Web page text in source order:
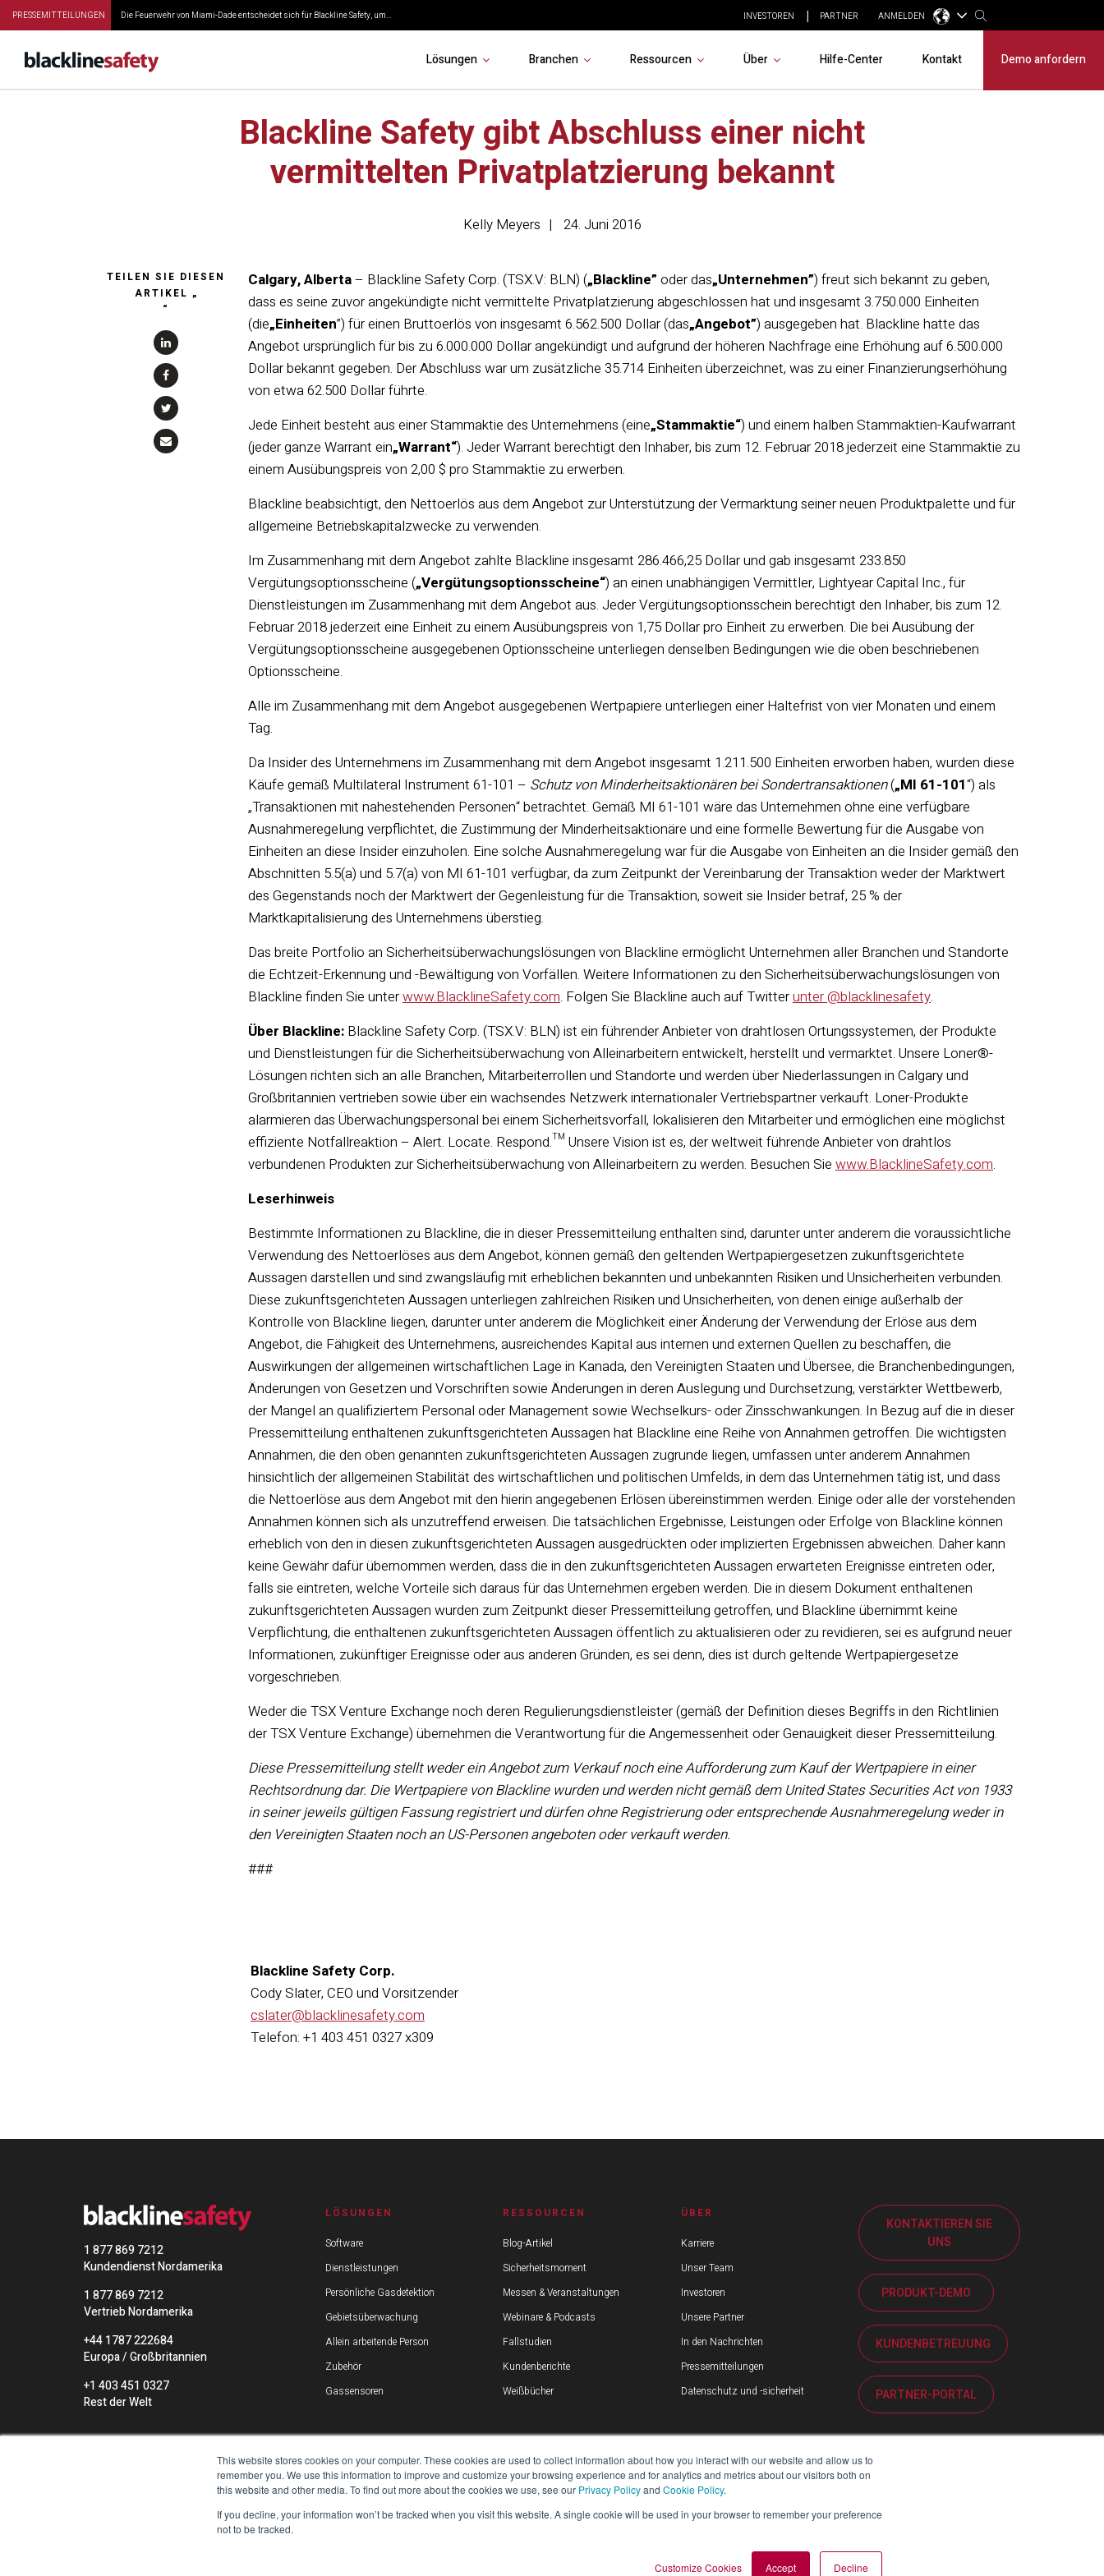
This website stores cookies on your computer. These cookies are used to collect information about how you interact with our website and allow us to
remember you. We use this information to improve and customize your browsing experience and for analytics and metrics about our visitors both on
this website and other media. To find out more about the cookies we use, see our Privacy Policyand Cookie Policy.
If you decline, your information won’t be tracked when you visit this website. A single cookie will be used in your browser to remember your preference
not to be tracked.
Customize Cookies Accept Decline
PRESSEMITTEILUNGEN Die Feuerwehr von Miami-Dade entscheidet sich für Blackline Safety, um... INVESTOREN PARTNER ANMELDEN
Lösungen Branchen Ressourcen Über Hilfe-Center Kontakt Demo anfordern
Blackline Safety gibt Abschluss einer nicht
vermittelten Privatplatzierung bekannt
Kelly Meyers 24. Juni 2016
TEILEN SIE DIESEN
ARTIKEL „
“
Calgary, Alberta– Blackline Safety Corp. (TSX.V: BLN) („Blackline” oder das„Unternehmen”) freut sich bekannt zu geben,
dass es seine zuvor angekündigte nicht vermittelte Privatplatzierung abgeschlossen hat und insgesamt 3.750.000 Einheiten
(die„Einheiten”) für einen Bruttoerlös von insgesamt 6.562.500 Dollar (das„Angebot”) ausgegeben hat. Blackline hatte das
Angebot ursprünglich für bis zu 6.000.000 Dollar angekündigt und aufgrund der höheren Nachfrage eine Erhöhung auf 6.500.000
Dollar bekannt gegeben. Der Abschluss war um zusätzliche 35.714 Einheiten überzeichnet, was zu einer Finanzierungserhöhung
von etwa 62.500 Dollar führte.
Jede Einheit besteht aus einer Stammaktie des Unternehmens (eine„Stammaktie“) und einem halben Stammaktien-Kaufwarrant
(jeder ganze Warrant ein„Warrant“). Jeder Warrant berechtigt den Inhaber, bis zum 12. Februar 2018 jederzeit eine Stammaktie zu
einem Ausübungspreis von 2,00 $ pro Stammaktie zu erwerben.
Blackline beabsichtigt, den Nettoerlös aus dem Angebot zur Unterstützung der Vermarktung seiner neuen Produktpalette und für
allgemeine Betriebskapitalzwecke zu verwenden.
Im Zusammenhang mit dem Angebot zahlte Blackline insgesamt 286.466,25 Dollar und gab insgesamt 233.850
Vergütungsoptionsscheine („Vergütungsoptionsscheine“) an einen unabhängigen Vermittler, Lightyear Capital Inc., für
Dienstleistungen im Zusammenhang mit dem Angebot aus. Jeder Vergütungsoptionsschein berechtigt den Inhaber, bis zum 12.
Februar 2018 jederzeit eine Einheit zu einem Ausübungspreis von 1,75 Dollar pro Einheit zu erwerben. Die bei Ausübung der
Vergütungsoptionsscheine ausgegebenen Optionsscheine unterliegen denselben Bedingungen wie die oben beschriebenen
Optionsscheine.
Alle im Zusammenhang mit dem Angebot ausgegebenen Wertpapiere unterliegen einer Haltefrist von vier Monaten und einem
Tag.
Da Insider des Unternehmens im Zusammenhang mit dem Angebot insgesamt 1.211.500 Einheiten erworben haben, wurden diese
Käufe gemäß Multilateral Instrument 61-101 – Schutz von Minderheitsaktionären bei Sondertransaktionen(„MI 61-101“) als
„Transaktionen mit nahestehenden Personen“ betrachtet. Gemäß MI 61-101 wäre das Unternehmen ohne eine verfügbare
Ausnahmeregelung verpflichtet, die Zustimmung der Minderheitsaktionäre und eine formelle Bewertung für die Ausgabe von
Einheiten an diese Insider einzuholen. Eine solche Ausnahmeregelung war für die Ausgabe von Einheiten an die Insider gemäß den
Abschnitten 5.5(a) und 5.7(a) von MI 61-101 verfügbar, da zum Zeitpunkt der Vereinbarung der Transaktion weder der Marktwert
des Gegenstands noch der Marktwert der Gegenleistung für die Transaktion, soweit sie Insider betraf, 25 % der
Marktkapitalisierung des Unternehmens überstieg.
Das breite Portfolio an Sicherheitsüberwachungslösungen von Blackline ermöglicht Unternehmen aller Branchen und Standorte
die Echtzeit-Erkennung und -Bewältigung von Vorfällen. Weitere Informationen zu den Sicherheitsüberwachungslösungen von
Blackline finden Sie unterwww.BlacklineSafety.com. Folgen Sie Blackline auch auf Twitterunter @blacklinesafety.
Über Blackline: Blackline Safety Corp. (TSX.V: BLN) ist ein führender Anbieter von drahtlosen Ortungssystemen, der Produkte
und Dienstleistungen für die Sicherheitsüberwachung von Alleinarbeitern entwickelt, herstellt und vermarktet. Unsere Loner®-
Lösungen richten sich an alle Branchen, Mitarbeiterrollen und Standorte und werden über Niederlassungen in Calgary und
Großbritannien vertrieben sowie über ein wachsendes Netzwerk internationaler Vertriebspartner verkauft. Loner-Produkte
alarmieren das Überwachungspersonal bei einem Sicherheitsvorfall, lokalisieren den Mitarbeiter und ermöglichen eine möglichst
effiziente Notfallreaktion – Alert. Locate. Respond.™ Unsere Vision ist es, der weltweit führende Anbieter von drahtlos
verbundenen Produkten zur Sicherheitsüberwachung von Alleinarbeitern zu werden. Besuchen Sie www.BlacklineSafety.com.
Leserhinweis
Bestimmte Informationen zu Blackline, die in dieser Pressemitteilung enthalten sind, darunter unter anderem die voraussichtliche
Verwendung des Nettoerlöses aus dem Angebot, können gemäß den geltenden Wertpapiergesetzen zukunftsgerichtete
Aussagen darstellen und sind zwangsläufig mit erheblichen bekannten und unbekannten Risiken und Unsicherheiten verbunden.
Diese zukunftsgerichteten Aussagen unterliegen zahlreichen Risiken und Unsicherheiten, von denen einige außerhalb der
Kontrolle von Blackline liegen, darunter unter anderem die Möglichkeit einer Änderung der Verwendung der Erlöse aus dem
Angebot, die Fähigkeit des Unternehmens, ausreichendes Kapital aus internen und externen Quellen zu beschaffen, die
Auswirkungen der allgemeinen wirtschaftlichen Lage in Kanada, den Vereinigten Staaten und Übersee, die Branchenbedingungen,
Änderungen von Gesetzen und Vorschriften sowie Änderungen in deren Auslegung und Durchsetzung, verstärkter Wettbewerb,
der Mangel an qualifiziertem Personal oder Management sowie Wechselkurs- oder Zinsschwankungen. In Bezug auf die in dieser
Pressemitteilung enthaltenen zukunftsgerichteten Aussagen hat Blackline eine Reihe von Annahmen getroffen. Die wichtigsten
Annahmen, die den oben genannten zukunftsgerichteten Aussagen zugrunde liegen, umfassen unter anderem Annahmen
hinsichtlich der allgemeinen Stabilität des wirtschaftlichen und politischen Umfelds, in dem das Unternehmen tätig ist, und dass
die Nettoerlöse aus dem Angebot mit den hierin angegebenen Erlösen übereinstimmen werden. Einige oder alle der vorstehenden
Annahmen können sich als unzutreffend erweisen. Die tatsächlichen Ergebnisse, Leistungen oder Erfolge von Blackline können
erheblich von den in diesen zukunftsgerichteten Aussagen ausgedrückten oder implizierten Ergebnissen abweichen. Daher kann
keine Gewähr dafür übernommen werden, dass die in den zukunftsgerichteten Aussagen erwarteten Ereignisse eintreten oder,
falls sie eintreten, welche Vorteile sich daraus für das Unternehmen ergeben werden. Die in diesem Dokument enthaltenen
zukunftsgerichteten Aussagen wurden zum Zeitpunkt dieser Pressemitteilung getroffen, und Blackline übernimmt keine
Verpflichtung, die enthaltenen zukunftsgerichteten Aussagen öffentlich zu aktualisieren oder zu revidieren, sei es aufgrund neuer
Informationen, zukünftiger Ereignisse oder aus anderen Gründen, es sei denn, dies ist durch geltende Wertpapiergesetze
vorgeschrieben.
Weder die TSX Venture Exchange noch deren Regulierungsdienstleister (gemäß der Definition dieses Begriffs in den Richtlinien
der TSX Venture Exchange) übernehmen die Verantwortung für die Angemessenheit oder Genauigkeit dieser Pressemitteilung.
Diese Pressemitteilung stellt weder ein Angebot zum Verkauf noch eine Aufforderung zum Kauf der Wertpapiere in einer
Rechtsordnung dar. Die Wertpapiere von Blackline wurden und werden nicht gemäß dem United States Securities Act von 1933
in seiner jeweils gültigen Fassung registriert und dürfen ohne Registrierung oder entsprechende Ausnahmeregelung weder in
den Vereinigten Staaten noch an US-Personen angeboten oder verkauft werden.
###
Blackline Safety Corp.
Cody Slater, CEO und Vorsitzender
cslater@blacklinesafety.com
Telefon: +1 403 451 0327 x309
1 877 869 7212
Kundendienst Nordamerika
1 877 869 7212
Vertrieb Nordamerika
+44 1787 222684
Europa / Großbritannien
+1 403 451 0327
Rest der Welt
LÖSUNGEN
Software
Dienstleistungen
Persönliche Gasdetektion
Gebietsüberwachung
Allein arbeitende Person
Zubehör
Gassensoren
RESSOURCEN
Blog-Artikel
Sicherheitsmoment
Messen & Veranstaltungen
Webinare & Podcasts
Fallstudien
Kundenberichte
Weißbücher
ÜBER
Karriere
Unser Team
Investoren
Unsere Partner
In den Nachrichten
Pressemitteilungen
Datenschutz und -sicherheit
KONTAKTIEREN SIE
UNS
PRODUKT-DEMO
KUNDENBETREUUNG
PARTNER-PORTAL
DATENSCHUTZERKLÄRUNG BERICHT ZUM MODERN SLAVERY ACT